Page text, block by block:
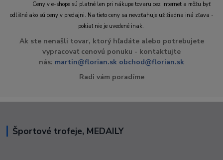
Ceny v e-shope sú platné len pri nákupe tovaru cez internet a môžu byť
odlišné ako sú ceny v predajni. Na tieto ceny sa nevzťahuje už žiadna iná zľava -
pokiaľ nie je uvedené inak.
Ak ste nenašli tovar, ktorý hľadáte alebo potrebujete
vypracovať cenovú ponuku - kontaktujte
nás: martin@florian.sk obchod@florian.sk
Radi vám poradíme
Športové trofeje, MEDAILY